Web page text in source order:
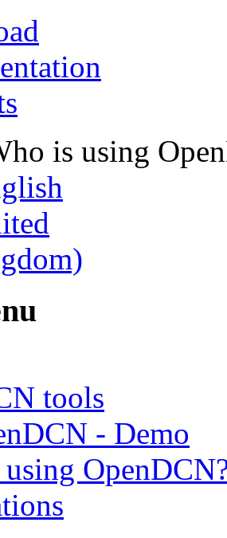
is using
tools
- Demo